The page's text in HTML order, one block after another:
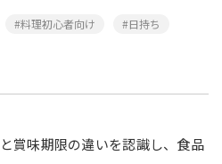
#料理初心者向け
#日持ち
賞味期限の違いを認識し、食品